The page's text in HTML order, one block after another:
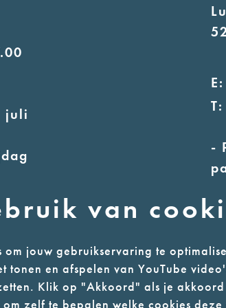
van
jouw gebruikservaring te
en afspelen van YouTube
Klik op "Akkoord" als je
zelf te bepalen welke cookies deze
juli
E:
-
Colofon